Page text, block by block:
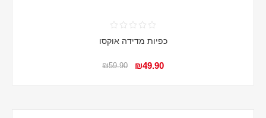
כפיות מדידה אוקסו
₪49.90
₪59.90